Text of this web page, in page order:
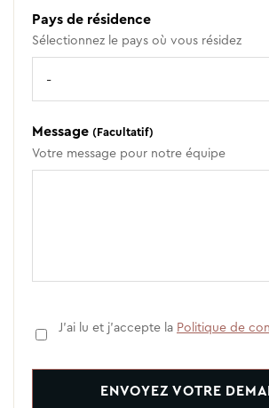
Pays de résidence
Sélectionnez le pays où vous résidez
Message (Facultatif)
Votre message pour notre équipe
J'ai lu et j'accepte la Politique de